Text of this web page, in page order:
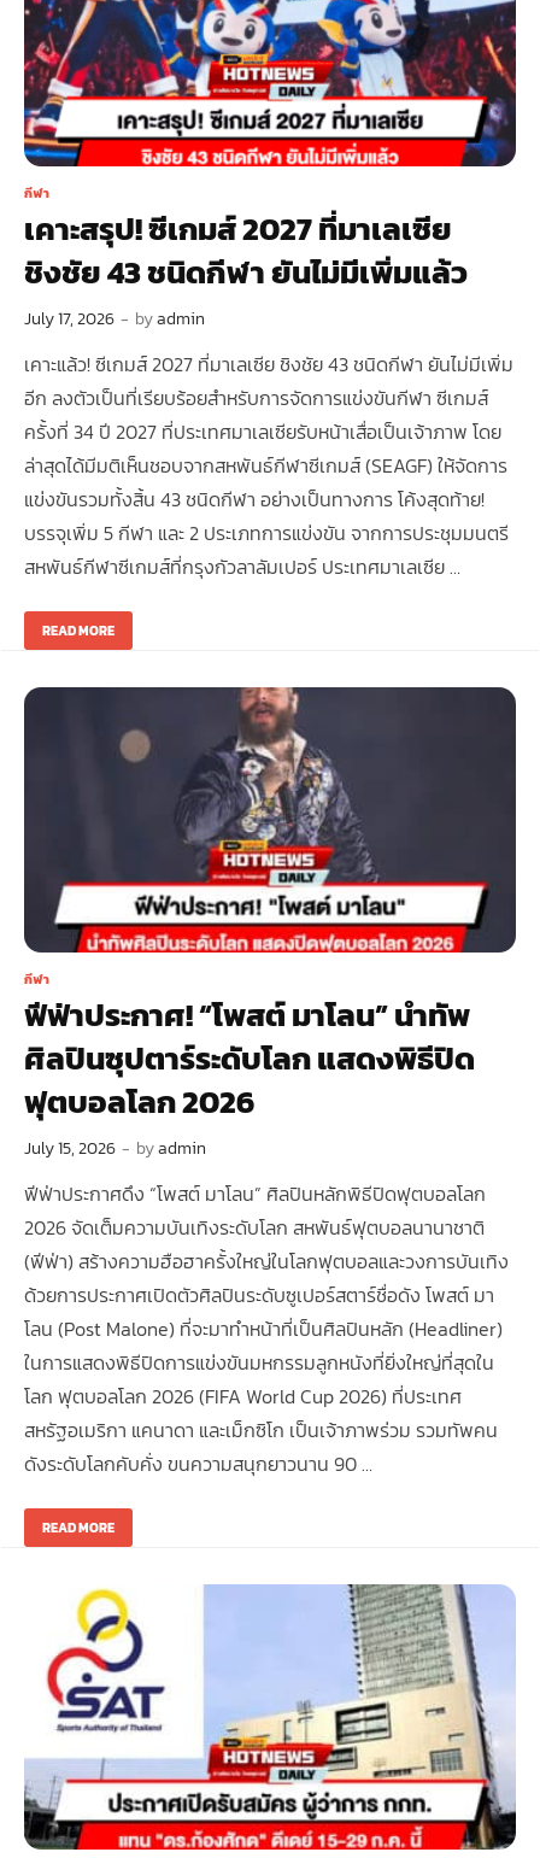
กีฬา
เคาะสรุป! ซีเกมส์ 2027 ที่มาเลเซีย
ชิงชัย 43 ชนิดกีฬา ยันไม่มีเพิ่มแล้ว
July 17, 2026 - byadmin
เคาะแล้ว! ซีเกมส์ 2027 ที่มาเลเซีย ชิงชัย 43 ชนิดกีฬา ยันไม่มีเพิ่ม
อีก ลงตัวเป็นที่เรียบร้อยสำหรับการจัดการแข่งขันกีฬา ซีเกมส์
ครั้งที่ 34 ปี 2027 ที่ประเทศมาเลเซียรับหน้าเสื่อเป็นเจ้าภาพ โดย
ล่าสุดได้มีมติเห็นชอบจากสหพันธ์กีฬาซีเกมส์ (SEAGF) ให้จัดการ
แข่งขันรวมทั้งสิ้น 43 ชนิดกีฬา อย่างเป็นทางการ โค้งสุดท้าย!
บรรจุเพิ่ม 5 กีฬา และ 2 ประเภทการแข่งขัน จากการประชุมมนตรี
สหพันธ์กีฬาซีเกมส์ที่กรุงกัวลาลัมเปอร์ ประเทศมาเลเซีย …
READ MORE
กีฬา
ฟีฟ่าประกาศ! “โพสต์ มาโลน” นำทัพ
ศิลปินซุปตาร์ระดับโลก แสดงพิธีปิด
ฟุตบอลโลก 2026
July 15, 2026 - byadmin
ฟีฟ่าประกาศดึง “โพสต์ มาโลน” ศิลปินหลักพิธีปิดฟุตบอลโลก
2026 จัดเต็มความบันเทิงระดับโลก สหพันธ์ฟุตบอลนานาชาติ
(ฟีฟ่า) สร้างความฮือฮาครั้งใหญ่ในโลกฟุตบอลและวงการบันเทิง
ด้วยการประกาศเปิดตัวศิลปินระดับซูเปอร์สตาร์ชื่อดัง โพสต์ มา
โลน (Post Malone) ที่จะมาทำหน้าที่เป็นศิลปินหลัก (Headliner)
ในการแสดงพิธีปิดการแข่งขันมหกรรมลูกหนังที่ยิ่งใหญ่ที่สุดใน
โลก ฟุตบอลโลก 2026 (FIFA World Cup 2026) ที่ประเทศ
สหรัฐอเมริกา แคนาดา และเม็กซิโก เป็นเจ้าภาพร่วม รวมทัพคน
ดังระดับโลกคับคั่ง ขนความสนุกยาวนาน 90 …
READ MORE